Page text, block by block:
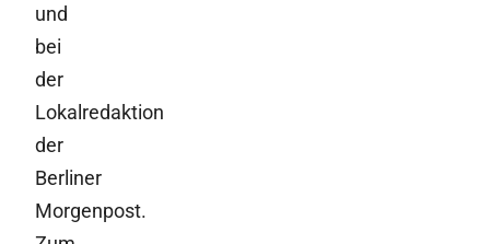
und
bei
der
Lokalredaktion
der
Berliner
Morgenpost.